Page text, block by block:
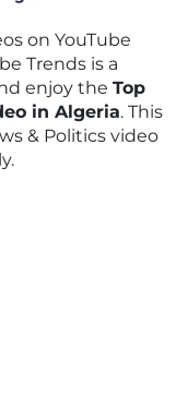
on YouTube
Trends is a
enjoy the Top
in Algeria. This
& Politics video